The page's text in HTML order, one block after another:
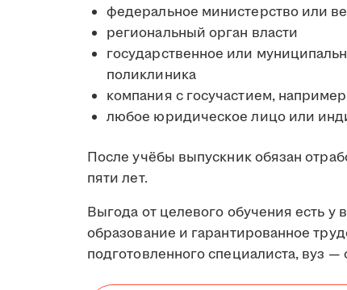
федеральное министерство или
региональный орган власти
государственное или
поликлиника
компания с госучастием,
любое юридическое лицо или
После учёбы выпускник обязан
пяти лет.
Выгода от целевого обучения есть у
образование и гарантированное
подготовленного специалиста, вуз